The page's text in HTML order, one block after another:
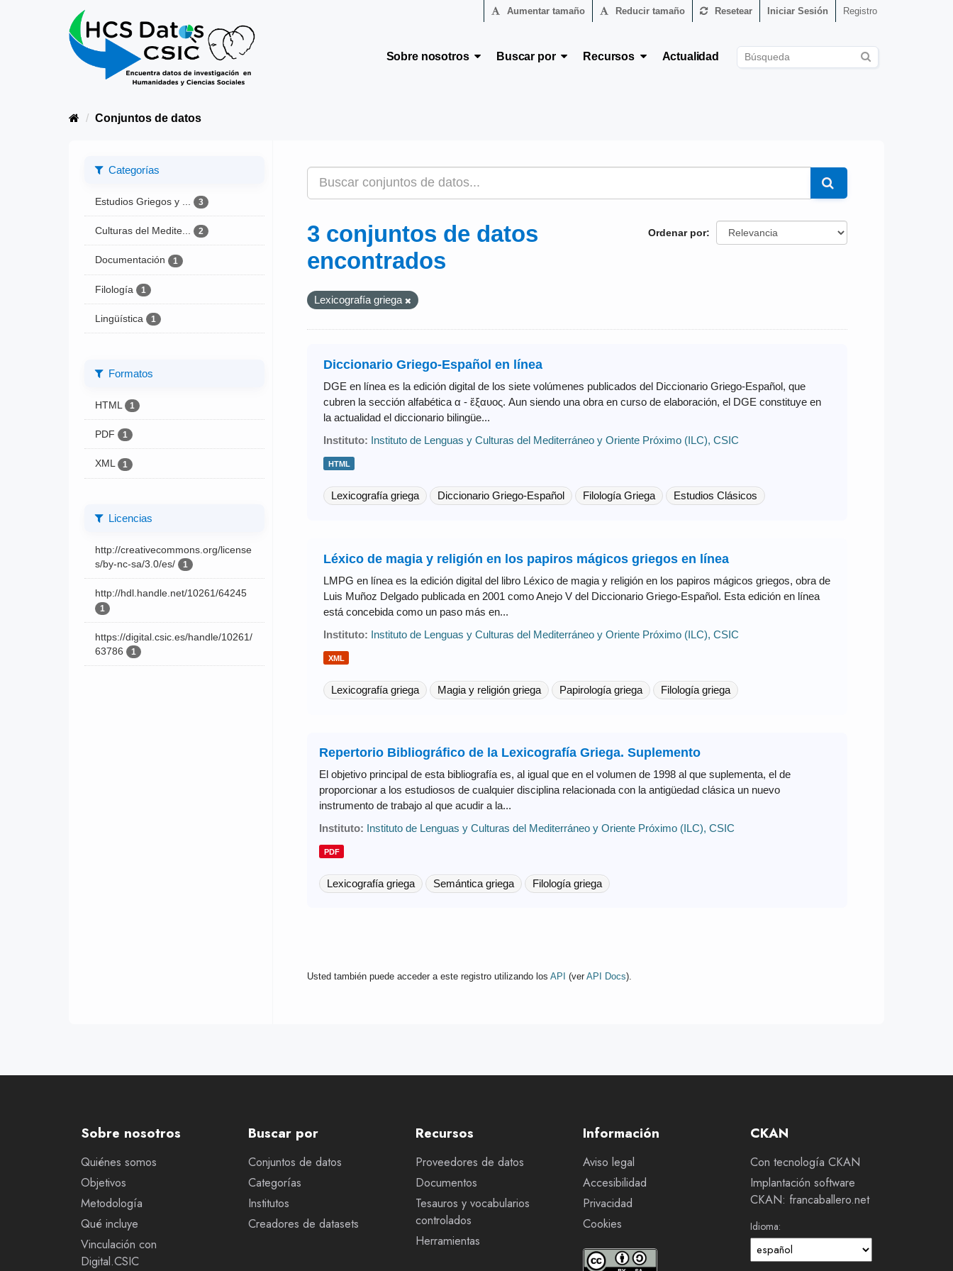
Aumentar tamaño Reducir tamaño Resetear Iniciar Sesión Registro
Sobre nosotros Buscar por Recursos Actualidad
Conjuntos de datos
Categorías
Estudios Griegos y ... 3
Culturas del Medite... 2
Documentación 1
Filología 1
Lingüística 1
Formatos
HTML 1
PDF 1
XML 1
Licencias
http://creativecommons.org/license
s/by-nc-sa/3.0/es/
1
http://hdl.handle.net/10261/64245
1
https://digital.csic.es/handle/10261/
63786
1
Ordenar por
3 conjuntos de datos
encontrados
Lexicografía griega
Diccionario Griego-Español en línea
DGE en línea es la edición digital de los siete volúmenes publicados del Diccionario Griego-Español, que
cubren la sección alfabética α - ἔξαυος. Aun siendo una obra en curso de elaboración, el DGE constituye en
la actualidad el diccionario bilingüe...
Instituto: Instituto de Lenguas y Culturas del Mediterráneo y Oriente Próximo (ILC), CSIC
HTML
Lexicografía griega Diccionario Griego-Español Filología Griega Estudios Clásicos
Léxico de magia y religión en los papiros mágicos griegos en línea
LMPG en línea es la edición digital del libro Léxico de magia y religión en los papiros mágicos griegos, obra de
Luis Muñoz Delgado publicada en 2001 como Anejo V del Diccionario Griego-Español. Esta edición en línea
está concebida como un paso más en...
Instituto: Instituto de Lenguas y Culturas del Mediterráneo y Oriente Próximo (ILC), CSIC
XML
Lexicografía griega Magia y religión griega Papirología griega Filología griega
Repertorio Bibliográfico de la Lexicografía Griega. Suplemento
El objetivo principal de esta bibliografía es, al igual que en el volumen de 1998 al que suplementa, el de
proporcionar a los estudiosos de cualquier disciplina relacionada con la antigüedad clásica un nuevo
instrumento de trabajo al que acudir a la...
Instituto: Instituto de Lenguas y Culturas del Mediterráneo y Oriente Próximo (ILC), CSIC
PDF
Lexicografía griega Semántica griega Filología griega
Usted también puede acceder a este registro utilizando los API (ver API Docs).
Sobre nosotros
Quiénes somos
Objetivos
Metodología
Qué incluye
Vinculación con
Digital.CSIC
Buscar por
Conjuntos de datos
Categorías
Institutos
Creadores de datasets
Recursos
Proveedores de datos
Documentos
Tesauros y vocabularios
controlados
Herramientas
Información
Aviso legal
Accesibilidad
Privacidad
Cookies
CKAN
Con tecnología CKAN
Implantación software
CKAN: francaballero.net
Idioma